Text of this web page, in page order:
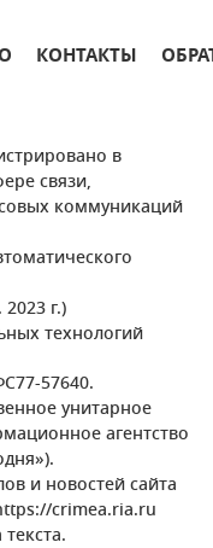
КОНТАКТЫ
в
связи,
коммуникаций
г.)
технологий
57640.
унитарное
агентство
и новостей сайта
crimea.ria.ru